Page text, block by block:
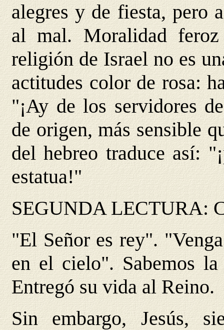
alegres y de fiesta, pero
al mal. Moralidad
religión de Israel no es
actitudes color de rosa:
"¡Ay de los servidores
de origen, más sensible
del hebreo traduce así:
estatua!"
SEGUNDA LECTURA:
"El Señor es rey".
en el cielo". Sabemos
Entregó su vida al Reino.
Sin embargo, Jesús,